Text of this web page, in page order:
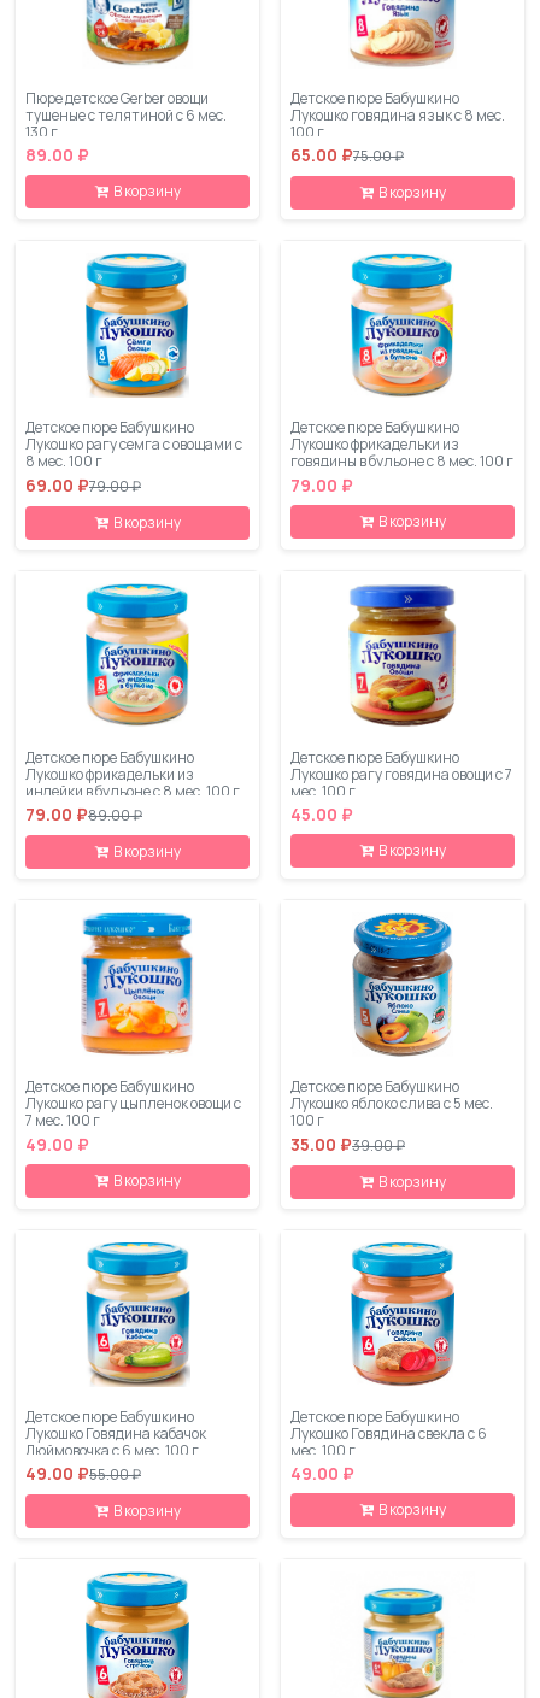
Пюре детское Gerber овощи
тушеные с телятиной с 6 мес.
130 г
89.00 ₽
В корзину
Детское пюре Бабушкино
Лукошко говядина язык с 8 мес.
100 г
65.00 ₽75.00 ₽
В корзину
Детское пюре Бабушкино
Лукошко рагу семга с овощами с
8 мес. 100 г
69.00 ₽79.00 ₽
В корзину
Детское пюре Бабушкино
Лукошко фрикадельки из
говядины в бульоне с 8 мес. 100 г
79.00 ₽
В корзину
Детское пюре Бабушкино
Лукошко фрикадельки из
индейки в бульоне с 8 мес. 100 г
79.00 ₽89.00 ₽
В корзину
Детское пюре Бабушкино
Лукошко рагу говядина овощи с 7
мес. 100 г
45.00 ₽
В корзину
Детское пюре Бабушкино
Лукошко рагу цыпленок овощи с
7 мес. 100 г
49.00 ₽
В корзину
Детское пюре Бабушкино
Лукошко яблоко слива с 5 мес.
100 г
35.00 ₽39.00 ₽
В корзину
Детское пюре Бабушкино
Лукошко Говядина кабачок
Дюймовочка с 6 мес. 100 г
49.00 ₽55.00 ₽
В корзину
Детское пюре Бабушкино
Лукошко Говядина свекла с 6
мес. 100 г
49.00 ₽
В корзину